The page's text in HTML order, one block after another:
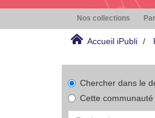
Nos collections
Accueil iPubli
Chercher dans le
Cette communauté